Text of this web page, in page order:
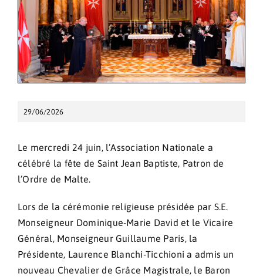
29/06/2026
Le mercredi 24 juin, l’Association Nationale a
célébré la fête de Saint Jean Baptiste, Patron de
l’Ordre de Malte.
Lors de la cérémonie religieuse présidée par S.E.
Monseigneur Dominique-Marie David et le Vicaire
Général, Monseigneur Guillaume Paris, la
Présidente, Laurence Blanchi-Ticchioni a admis un
nouveau Chevalier de Grâce Magistrale, le Baron